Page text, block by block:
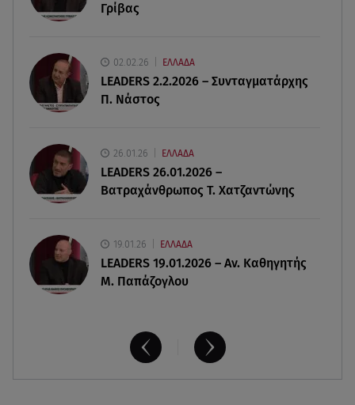
Γνωστός δημοσιογράφος αποκάλυψε ότι
09.08.26 , 14:00
Αδιάβροχη μάσκαρα: αφαίρεσε την χωρίς να
ταλαιπωρείς τις βλεφερίδες σου
Χούθι: «Χτύπησαν» διυλιστήριο της Aramco στη
Σαουδική Αραβία
Γρίβας
02.02.26 ΕΛΛΑΔΑ
LEADERS 2.2.2026 – Συνταγματάρχης
Π. Νάστος
26.01.26 ΕΛΛΑΔΑ
LEADERS 26.01.2026 –
Βατραχάνθρωπος Τ. Χατζαντώνης
19.01.26 ΕΛΛΑΔΑ
LEADERS 19.01.2026 – Αν. Καθηγητής
Μ. Παπάζογλου